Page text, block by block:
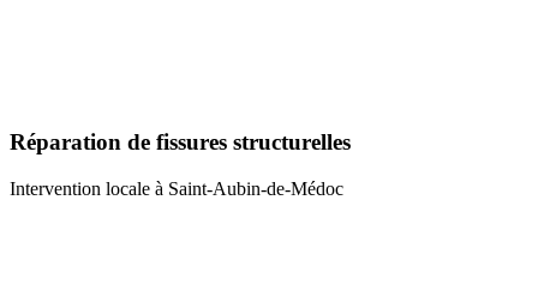
Réparation de fissures structurelles
Intervention locale à Saint-Aubin-de-Médoc